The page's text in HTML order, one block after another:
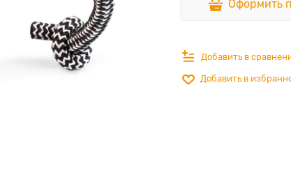
Оформить
Добавить в
Добавить в